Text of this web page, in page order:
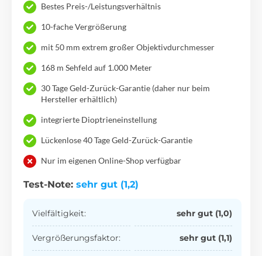
Bestes Preis-/Leistungsverhältnis
10-fache Vergrößerung
mit 50 mm extrem großer Objektivdurchmesser
168 m Sehfeld auf 1.000 Meter
30 Tage Geld-Zurück-Garantie (daher nur beim
Hersteller erhältlich)
integrierte Dioptrieneinstellung
Lückenlose 40 Tage Geld-Zurück-Garantie
Nur im eigenen Online-Shop verfügbar
Test-Note: sehr gut (1,2)
Vielfältigkeit: sehr gut (1,0)
Vergrößerungsfaktor: sehr gut (1,1)